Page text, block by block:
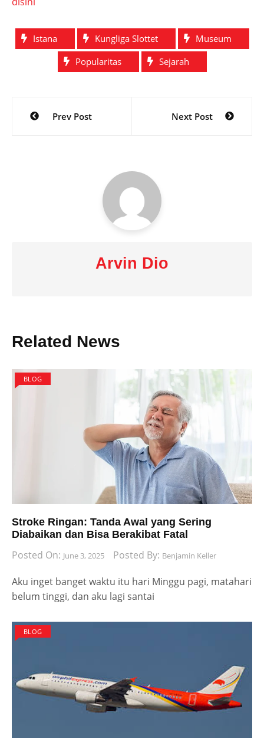
Istana Kungliga Slottet
Museum
Popularitas
Sejarah
navigation
Prev Post Next Post
Arvin Dio
Related News
BLOG
Stroke Ringan: Tanda Awal yang Sering
Diabaikan dan Bisa Berakibat Fatal
Posted On: June 3, 2025 Posted By: Benjamin Keller
Aku inget banget waktu itu hari Minggu pagi, matahari
belum tinggi, dan aku lagi santai
BLOG